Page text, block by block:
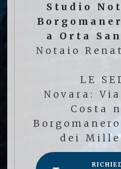
Studio
a Orta
Notaio
LE
Novara:
Costa
dei Mille